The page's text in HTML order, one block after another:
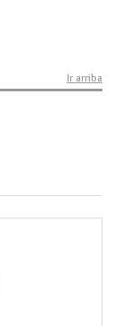
Ir arriba